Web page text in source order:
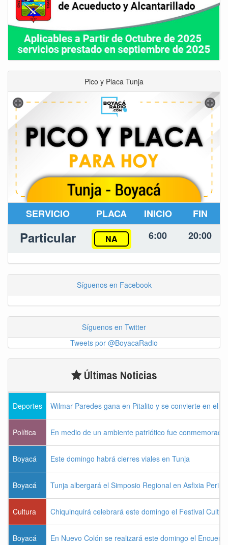
Pico y Placa Tunja
SERVICIO PLACA INICIO FIN
Particular NA 6:00 20:00
Síguenos en Facebook
Síguenos en Twitter
Tweets por @BoyacaRadio
Últimas Noticias
Deportes Wilmar Paredes gana en Pitalito y se convierte en el
Política En medio de un ambiente patriótico fue
Boyacá Este domingo habrá cierres viales en Tunja
Boyacá Tunja albergará el Simposio Regional en Asfixia
Cultura Chiquinquirá celebrará este domingo el Festival
Boyacá En Nuevo Colón se realizará este domingo el